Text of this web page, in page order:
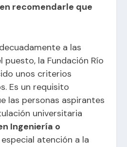
recomendarle que
a las
puesto, la Fundación Río
unos criterios
Es un requisito
las personas aspirantes
universitaria
Ingeniería o
atención a la